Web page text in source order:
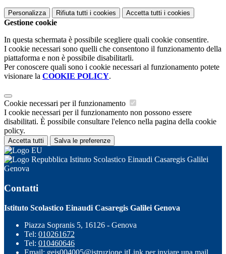
Personalizza Rifiuta tutti i cookies Accetta tutti i cookies
Gestione cookie
In questa schermata è possibile scegliere quali cookie consentire.
I cookie necessari sono quelli che consentono il funzionamento della
piattaforma e non è possibile disabilitarli.
Per conoscere quali sono i cookie necessari al funzionamento potete
visionare la COOKIE POLICY.
Cookie necessari per il funzionamento
I cookie necessari per il funzionamento non possono essere
disabilitati. È possibile consultare l'elenco nella pagina della cookie
policy.
Accetta tutti Salva le preferenze
Istituto Scolastico Einaudi Casaregis Galilei
Genova
Contatti
Istituto Scolastico Einaudi Casaregis Galilei Genova
Piazza Sopranis 5, 16126 - Genova
Tel: 010261672
Tel: 010460646
Email: geis004005@istruzione.itLink per inviare una mail